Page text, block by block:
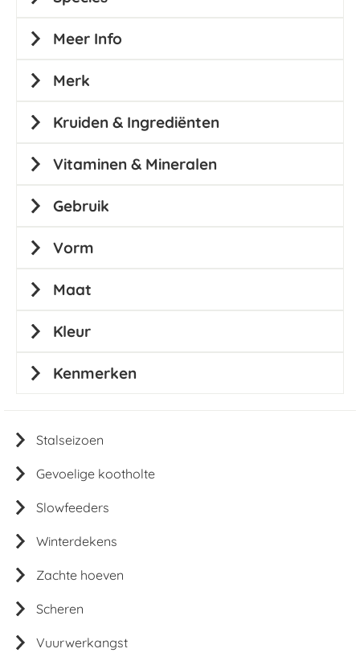
Stalseizoen
Gevoelige kootholte
Slowfeeders
Winterdekens
Zachte hoeven
Scheren
Vuurwerkangst
Meer Info
Merk
Kruiden & Ingrediënten
Vitaminen & Mineralen
Gebruik
Vorm
Maat
Kleur
Kenmerken